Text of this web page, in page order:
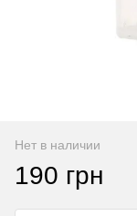
Нет в наличии
190 грн